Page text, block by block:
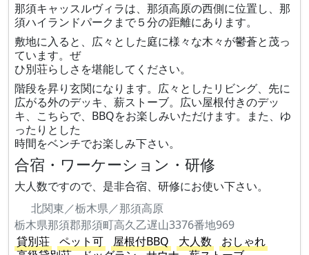
那須キャッスルヴィラは、那須高原の西側に位置し、那
須ハイランドパークまで５分の距離にあります。
敷地に入ると、広々とした庭に様々な木々が鬱蒼と茂っ
ています。ぜ
ひ別荘らしさを堪能してください。
階段を昇り玄関になります。広々としたリビング、先に
広がる外のデッキ、薪ストーブ。広い屋根付きのデッ
キ、こちらで、BBQをお楽しみいただけます。また、ゆ
ったりとした
時間をベンチでお楽しみ下さい。
合宿・ワーケーション・研修
大人数ですので、是非合宿、研修にお使い下さい。
北関東／栃木県／那須高原
栃木県那須郡那須町高久乙遅山3376番地969
貸別荘
ペット可 屋根付BBQ 大人数
おしゃれ